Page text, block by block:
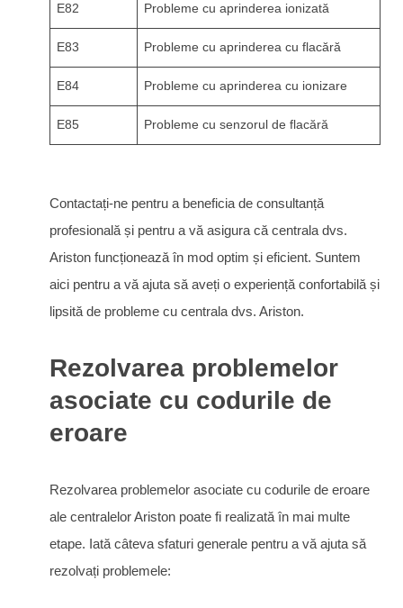
E82 Probleme cu aprinderea ionizată
E83 Probleme cu aprinderea cu flacără
E84 Probleme cu aprinderea cu ionizare
E85 Probleme cu senzorul de flacără
Contactați-ne pentru a beneficia de consultanță
profesională și pentru a vă asigura că centrala dvs.
Ariston funcționează în mod optim și eficient. Suntem
aici pentru a vă ajuta să aveți o experiență confortabilă și
lipsită de probleme cu centrala dvs. Ariston.
Rezolvarea problemelor
asociate cu codurile de
eroare
Rezolvarea problemelor asociate cu codurile de eroare
ale centralelor Ariston poate fi realizată în mai multe
etape. Iată câteva sfaturi generale pentru a vă ajuta să
rezolvați problemele: